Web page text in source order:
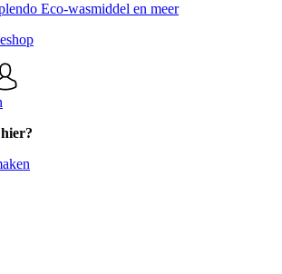
Eco-wasmiddel en meer